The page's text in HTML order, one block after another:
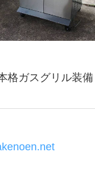
格ガスグリル装備